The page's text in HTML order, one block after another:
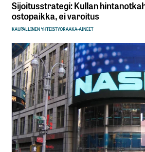
Sijoitusstrategi: Kullan
ostopaikka, ei varoitus
KAUPALLINEN YHTEISTYÖRAAKA-AINEET